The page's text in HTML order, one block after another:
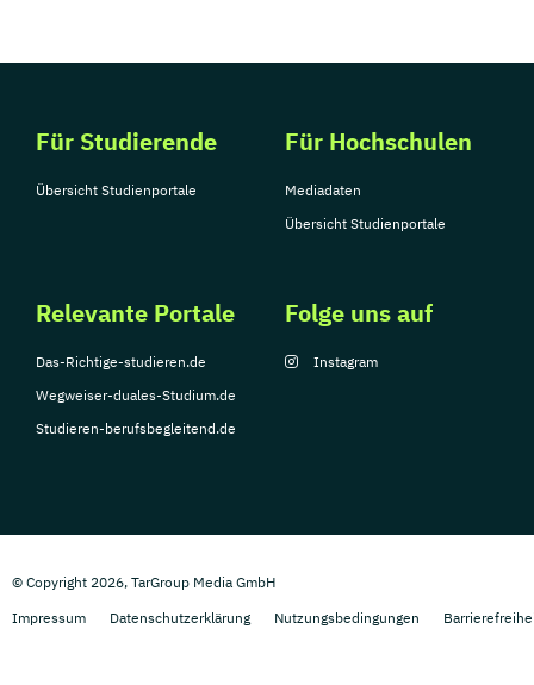
Für Studierende
Übersicht Studienportale
Für Hochschulen
Mediadaten
Übersicht Studienportale
Relevante Portale
Das-Richtige-studieren.de
Wegweiser-duales-Studium.de
Studieren-berufsbegleitend.de
Folge uns auf
Instagram
© Copyright 2026, TarGroup Media GmbH
Impressum
Datenschutzerklärung Nutzungsbedingungen